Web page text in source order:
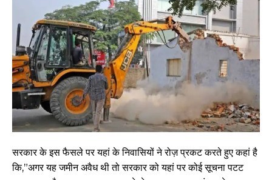
सरकार के इस फैसले पर यहां के निवासियों ने रोज़ प्रकट करते हुए कहां है
कि,”अगर यह जमीन अवैध थी तो सरकार को यहां पर कोई सूचना पटट